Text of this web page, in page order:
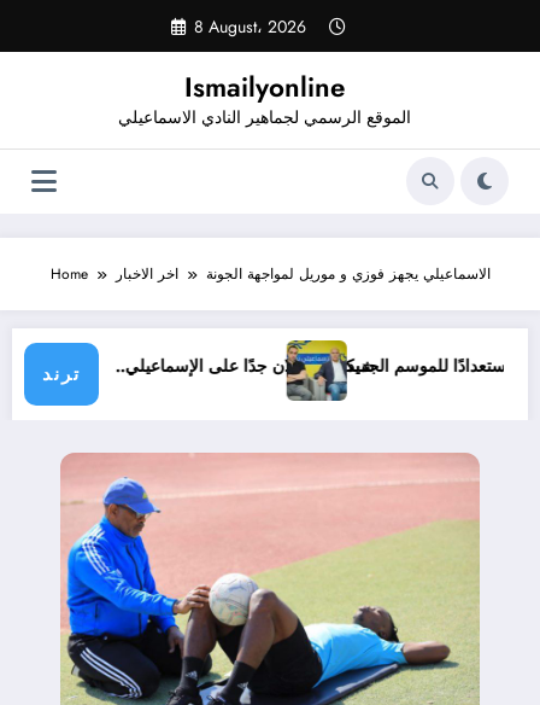
content
8 August، 2026
Ismailyonline
الموقع الرسمي لجماهير النادي الاسماعيلي
Home اخر الاخبار الاسماعيلي يجهز فوزي و موريل لمواجهة الجونة
ترندشيكابالا: زعلان جدًا على الإسماعيلي..حتى الآن استعدادًا للموسم الجديد